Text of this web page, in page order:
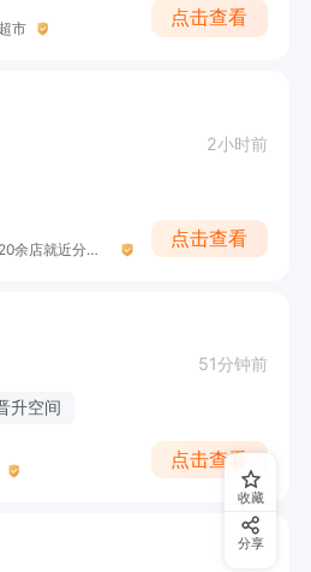
市
点击查看
2小时前
渭民优选连锁超市（20余店就近分配）
点击查看
51分钟前
升空间
点击查看
收藏
分享